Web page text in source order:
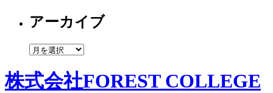
ゴ
ー
アーカイブ
ア
カ
イ
株式会社FOREST COLLEGE